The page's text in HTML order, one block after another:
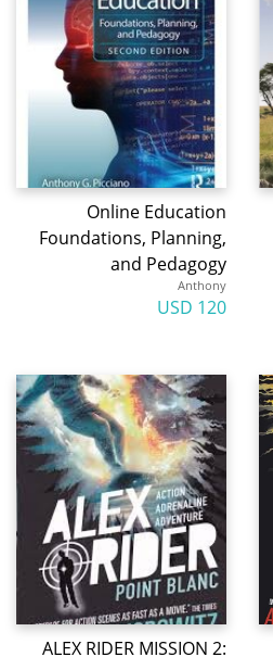
Online Education
Foundations, Planning,
and Pedagogy
Anthony
120 USD
ALEX RIDER MISSION 2: